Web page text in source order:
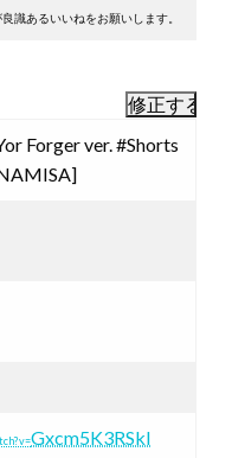
識あるいいねをお願いします。
Forger ver. #Shorts
Gxcm5K3RSkI